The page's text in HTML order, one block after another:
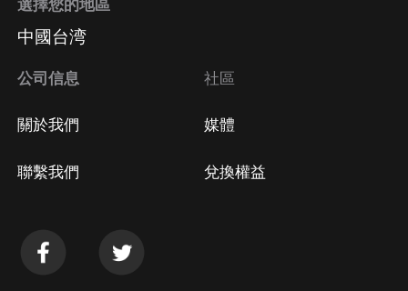
選擇您的地區
中國台湾
公司信息
關於我們
聯繫我們
社區
媒體
兌換權益